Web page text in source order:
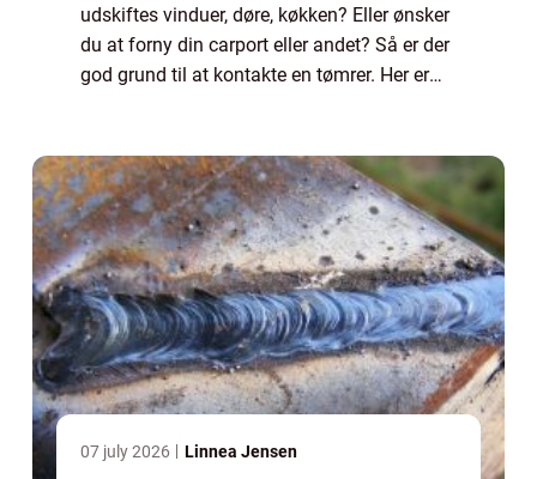
udskiftes vinduer, døre, køkken? Eller ønsker
du at forny din carport eller andet? Så er der
god grund til at kontakte en tømrer. Her er
07 july 2026 Linnea Jensen